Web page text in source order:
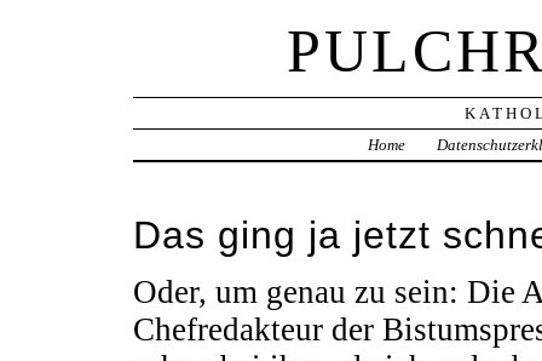
Home
Das ging ja jetzt
Oder, um genau zu sein: Die
Chefredakteur der